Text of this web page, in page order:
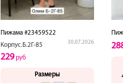
Пижама #23459522
Корпус.Б.2Г-85
30.07.2026
229руб
Размеры